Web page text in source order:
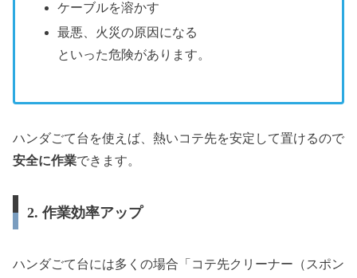
ケーブルを溶かす
最悪、火災の原因になる
といった危険があります。
ハンダごて台を使えば、熱いコテ先を安定して置けるので
安全に作業できます。
2. 作業効率アップ
ハンダごて台には多くの場合「コテ先クリーナー（スポン